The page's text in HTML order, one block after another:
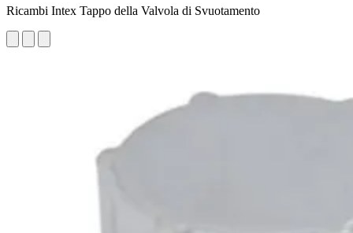
Ricambi Intex Tappo della Valvola di Svuotamento